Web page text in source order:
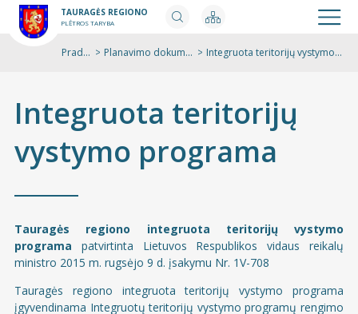
TAURAGĖS REGIONO
PLĖTROS TARYBA
Pradžia > Planavimo dokumentai > Integruota teritorijų vystymo programa
Integruota teritorijų
vystymo programa
Tauragės regiono integruota teritorijų vystymo
programa patvirtinta Lietuvos Respublikos vidaus reikalų
ministro 2015 m. rugsėjo 9 d. įsakymu Nr. 1V-708
Tauragės regiono integruota teritorijų vystymo programa
įgyvendinama Integruotų teritorijų vystymo programų rengimo